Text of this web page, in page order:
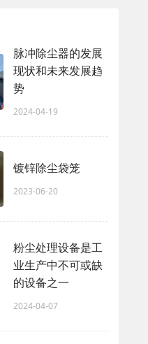
脉冲除尘器的发展
现状和未来发展趋
势
2024-04-19
镀锌除尘袋笼
2023-06-20
粉尘处理设备是工
业生产中不可或缺
的设备之一
2024-04-07